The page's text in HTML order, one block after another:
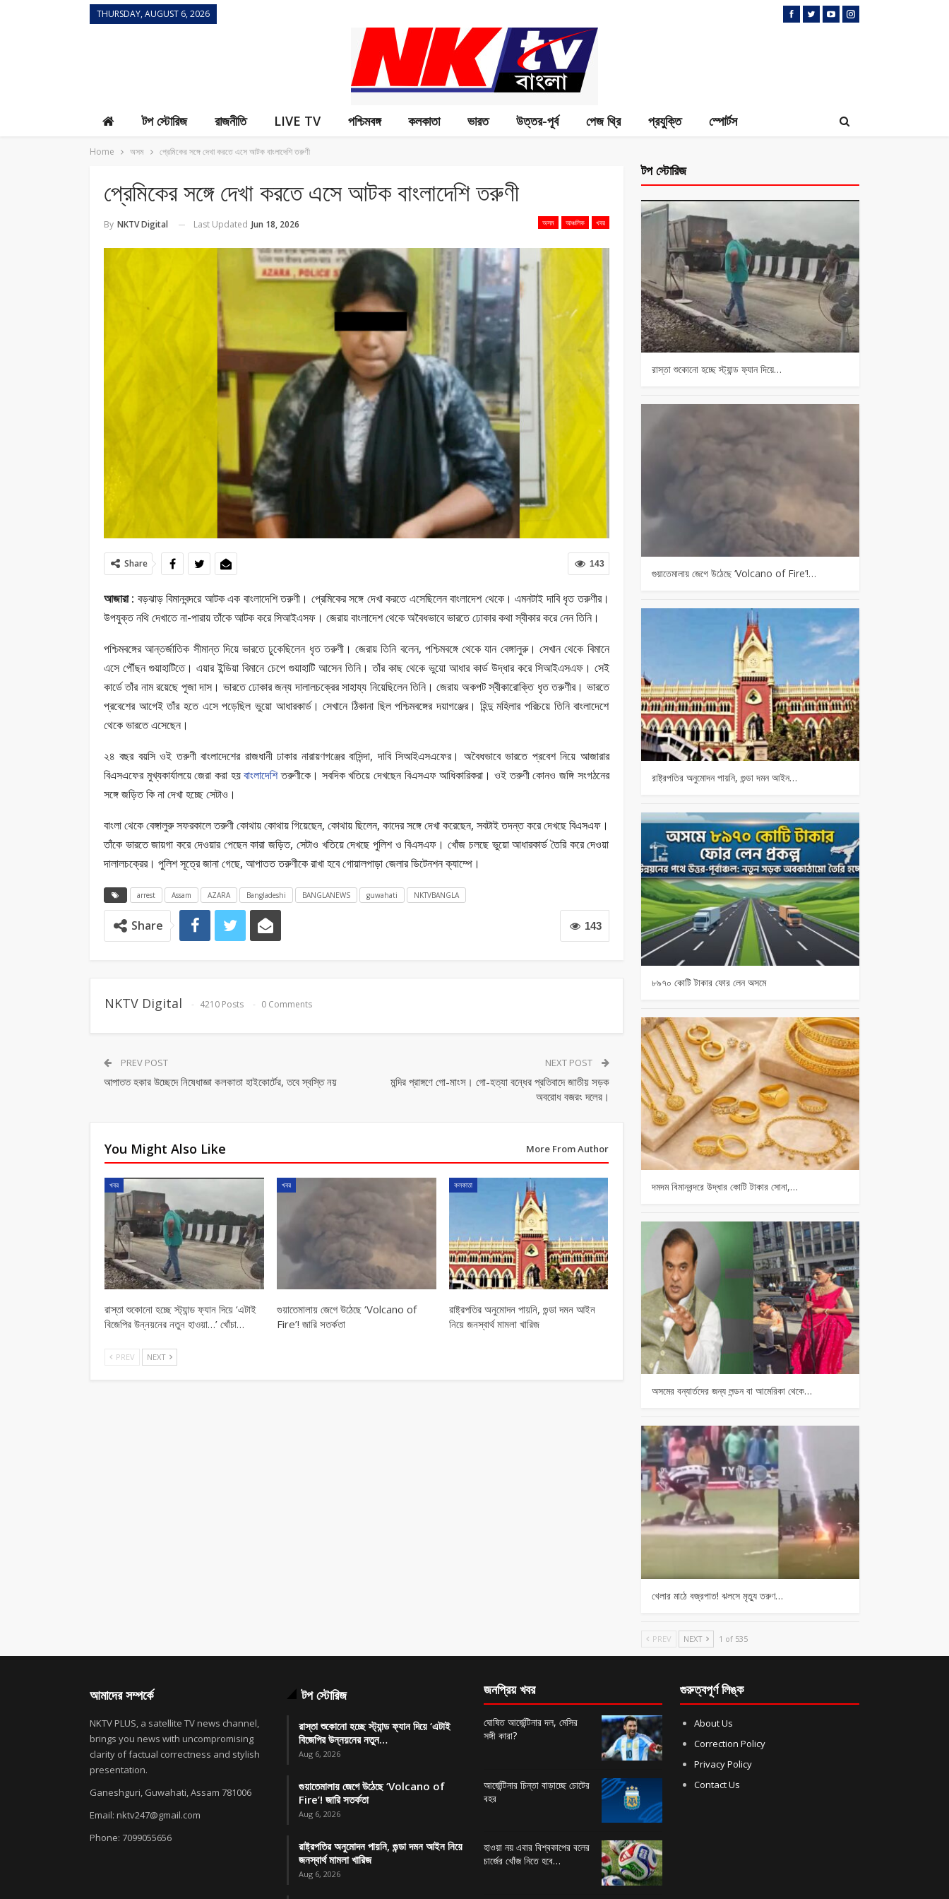
THURSDAY, AUGUST 6, 2026
টপ স্টোরিজ রাজনীতি LIVE TV পশ্চিমবঙ্গ কলকাতা ভারত উত্তর-পূর্ব পেজ থ্রি প্রযুক্তি স্পোর্টস
Home অসম প্রেমিকের সঙ্গে দেখা করতে এসে আটক বাংলাদেশি তরুণী
প্রেমিকের সঙ্গে দেখা করতে এসে আটক বাংলাদেশি তরুণী
অসম আঞ্চলিক খবর
By NKTV Digital Last Updated Jun 18, 2026
143
Share
আজারা : বড়ঝাড় বিমানবন্দরে আটক এক বাংলাদেশি তরুণী। প্রেমিকের সঙ্গে দেখা করতে এসেছিলেন বাংলাদেশ থেকে। এমনটাই দাবি ধৃত তরুণীর।
উপযুক্ত নথি দেখাতে না-পারায় তাঁকে আটক করে সিআইএসফ। জেরায় বাংলাদেশ থেকে অবৈধভাবে ভারতে ঢোকার কথা স্বীকার করে নেন তিনি।
পশ্চিমবঙ্গের আন্তর্জাতিক সীমান্ত দিয়ে ভারতে ঢুকেছিলেন ধৃত তরুণী। জেরায় তিনি বলেন, পশ্চিমবঙ্গে থেকে যান বেঙ্গালুরু। সেখান থেকে বিমানে
এসে পৌঁছন গুয়াহাটিতে। এয়ার ইন্ডিয়া বিমানে চেপে গুয়াহাটি আসেন তিনি। তাঁর কাছ থেকে ভুয়ো আধার কার্ড উদ্ধার করে সিআইএসএফ। সেই
কার্ডে তাঁর নাম রয়েছে পূজা দাস। ভারতে ঢোকার জন্য দালালচক্রের সাহায্য নিয়েছিলেন তিনি। জেরায় অকপট স্বীকারোক্তি ধৃত তরুণীর। ভারতে
প্রবেশের আগেই তাঁর হতে এসে পড়েছিল ভুয়ো আধারকার্ড। সেখানে ঠিকানা ছিল পশ্চিমবঙ্গের দয়াগঞ্জের। হিন্দু মহিলার পরিচয়ে তিনি বাংলাদেশে
থেকে ভারতে এসেছেন।
২৪ বছর বয়সি ওই তরুণী বাংলাদেশের রাজধানী ঢাকার নারায়ণগঞ্জের বাসিন্দা, দাবি সিআইএসএফের। অবৈধভাবে ভারতে প্রবেশ নিয়ে আজারার
বিএসএফের মুখ্যকার্যালয়ে জেরা করা হয়বাংলাদেশিতরুণীকে। সবদিক খতিয়ে দেখছেন বিএসএফ আধিকারিকরা। ওই তরুণী কোনও জঙ্গি সংগঠনের
সঙ্গে জড়িত কি না দেখা হচ্ছে সেটাও।
বাংলা থেকে বেঙ্গালুরু সফরকালে তরুণী কোথায় কোথায় গিয়েছেন, কোথায় ছিলেন, কাদের সঙ্গে দেখা করেছেন, সবটাই তদন্ত করে দেখছে বিএসএফ।
তাঁকে ভারতে জায়গা করে দেওয়ার পেছেন কারা জড়িত, সেটাও খতিয়ে দেখছে পুলিশ ও বিএসএফ। খোঁজ চলছে ভুয়ো আধারকার্ড তৈরি করে দেওয়া
দালালচক্রের। পুলিশ সূত্রে জানা গেছে, আপাতত তরুণীকে রাখা হবে গোয়ালপাড়া জেলার ডিটেনশন ক্যাম্পে।
arrest Assam AZARA Bangladeshi BANGLANEWS guwahati NKTVBANGLA
143
Share
NKTV Digital 4210 Posts 0 Comments
PREV POST
আপাতত হকার উচ্ছেদে নিষেধাজ্ঞা কলকাতা হাইকোর্টের, তবে স্বস্তি নয়
NEXT POST
মন্দির প্রাঙ্গণে গো-মাংস। গো-হত্যা বন্ধের প্রতিবাদে জাতীয় সড়ক
অবরোধ বজরং দলের।
You Might Also Like More From Author
খবর
রাস্তা শুকোনো হচ্ছে স্ট্যান্ড ফ্যান দিয়ে ‘এটাই
বিজেপির উন্নয়নের নতুন হাওয়া…’ খোঁচা…
খবর
গুয়াতেমালায় জেগে উঠেছে ‘Volcano of
Fire’! জারি সতর্কতা
কলকাতা
রাষ্ট্রপতির অনুমোদন পায়নি, গুন্ডা দমন আইন
নিয়ে জনস্বার্থ মামলা খারিজ
PREV NEXT
টপ স্টোরিজ
রাস্তা শুকোনো হচ্ছে স্ট্যান্ড ফ্যান দিয়ে…
গুয়াতেমালায় জেগে উঠেছে ‘Volcano of Fire’!…
রাষ্ট্রপতির অনুমোদন পায়নি, গুন্ডা দমন আইন…
৮৯৭০ কোটি টাকার ফোর লেন অসমে
দমদম বিমানবন্দরে উদ্ধার কোটি টাকার সোনা,…
অসমের বন্যার্তদের জন্য লন্ডন বা আমেরিকা থেকে…
খেলার মাঠে বজ্রপাত! ঝলসে মৃত্যু তরুণ…
PREV NEXT 1 of 535
আমাদের সম্পর্কে
NKTV PLUS, a satellite TV news channel,
brings you news with uncompromising
clarity of factual correctness and stylish
presentation.
Ganeshguri, Guwahati, Assam 781006
Email: nktv247@gmail.com
Phone: 7099055656
টপ স্টোরিজ
রাস্তা শুকোনো হচ্ছে স্ট্যান্ড ফ্যান দিয়ে ‘এটাই
বিজেপির উন্নয়নের নতুন…
Aug 6, 2026
গুয়াতেমালায় জেগে উঠেছে ‘Volcano of
Fire’! জারি সতর্কতা
Aug 6, 2026
রাষ্ট্রপতির অনুমোদন পায়নি, গুন্ডা দমন আইন নিয়ে
জনস্বার্থ মামলা খারিজ
Aug 6, 2026
জনপ্রিয় খবর
ঘোষিত আর্জেন্টিনার দল, মেসির
সঙ্গী কারা?
আর্জেন্টিনার চিন্তা বাড়াচ্ছে চোটের
বহর
হাওয়া নয় এবার বিশ্বকাপের বলের
চার্জের খোঁজ নিতে হবে…
গুরুত্বপূর্ণ লিঙ্ক
About Us
Correction Policy
Privacy Policy
Contact Us